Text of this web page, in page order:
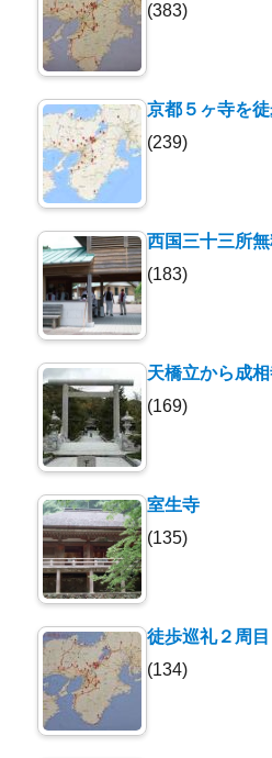
(383)
京都５ヶ寺を徒
(239)
西国三十三所
(183)
天橋立から成相
(169)
室生寺
(135)
徒歩巡礼２周
(134)